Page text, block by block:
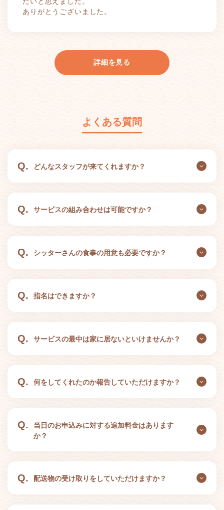
ありがとうございました。
詳細を見る
よくある質問
Q. どんなスタッフが来てくれますか？
Q. サービスの組み合わせは可能ですか？
Q. シッターさんの食事の用意も必要ですか？
Q. 指名はできますか？
Q. サービスの最中は家に居ないといけませんか？
Q. 何をしてくれたのか報告していただけますか？
Q.
当日のお申込みに対する追加料金はあります
か？
Q. 配送物の受け取りをしていただけますか？